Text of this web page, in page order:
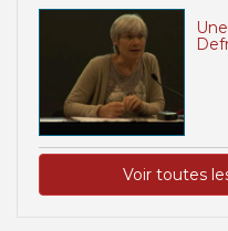
Voir toutes